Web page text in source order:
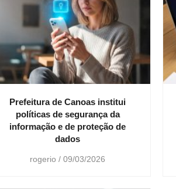
Prefeitura de Canoas institui
políticas de segurança da
informação e de proteção de
dados
rogerio 09/03/2026